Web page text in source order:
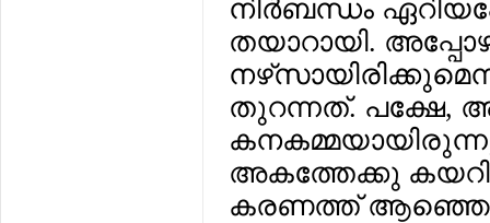
നിര്‍ബന്ധം
തയാറായി.
തുറന്നത്. പക്ഷേ,
അകത്തേക്കു
കരണത്ത്